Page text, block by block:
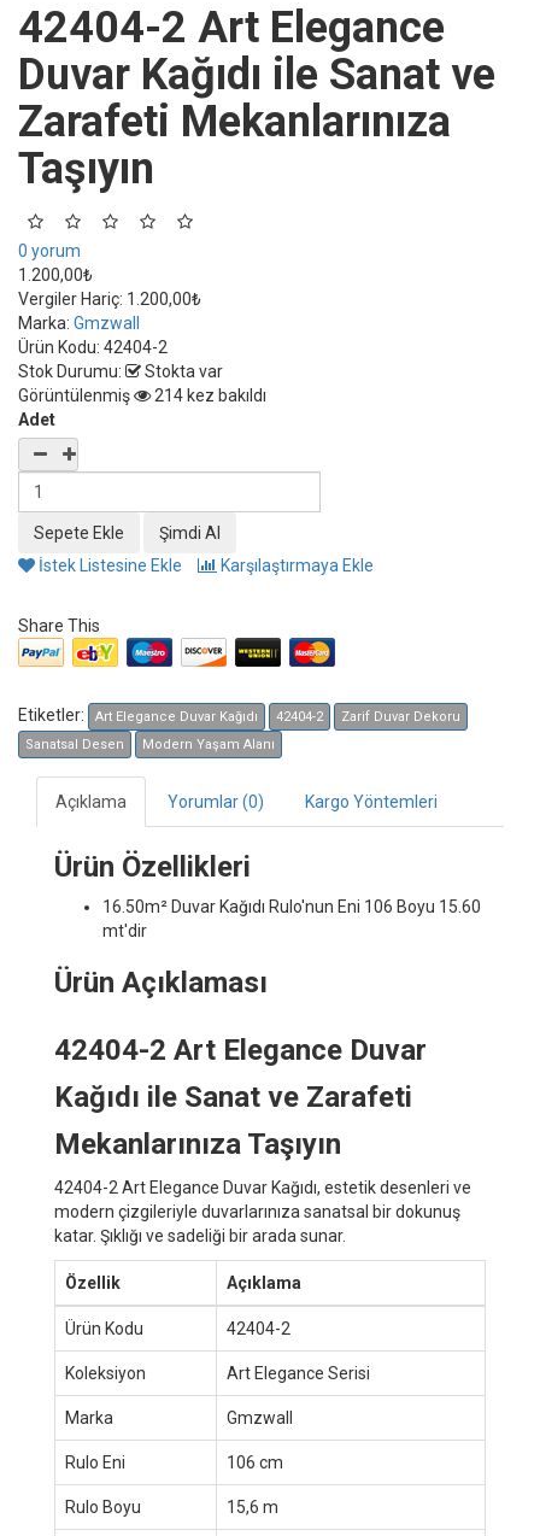
42404-2 Art Elegance
Duvar Kağıdı ile Sanat ve
Zarafeti Mekanlarınıza
Taşıyın
0 yorum
1.200,00₺
Vergiler Hariç: 1.200,00₺
Marka: Gmzwall
Ürün Kodu: 42404-2
Stok Durumu:
Stokta var
Görüntülenmiş
214 kez bakıldı
Adet
İstek Listesine Ekle Karşılaştırmaya Ekle
Share This
Etiketler: Art Elegance Duvar Kağıdı 42404-2
Zarif Duvar Dekoru
Sanatsal Desen
Modern Yaşam Alanı
Açıklama Yorumlar (0) Kargo Yöntemleri
Ürün Özellikleri
16.50m² Duvar Kağıdı Rulo'nun Eni 106 Boyu 15.60
mt'dir
Ürün Açıklaması
42404-2 Art Elegance Duvar
Kağıdı ile Sanat ve Zarafeti
Mekanlarınıza Taşıyın
42404-2 Art Elegance Duvar Kağıdı, estetik desenleri ve
modern çizgileriyle duvarlarınıza sanatsal bir dokunuş
katar. Şıklığı ve sadeliği bir arada sunar.
Özellik Açıklama
Ürün Kodu 42404-2
Koleksiyon Art Elegance Serisi
Marka Gmzwall
Rulo Eni 106 cm
Rulo Boyu 15,6 m